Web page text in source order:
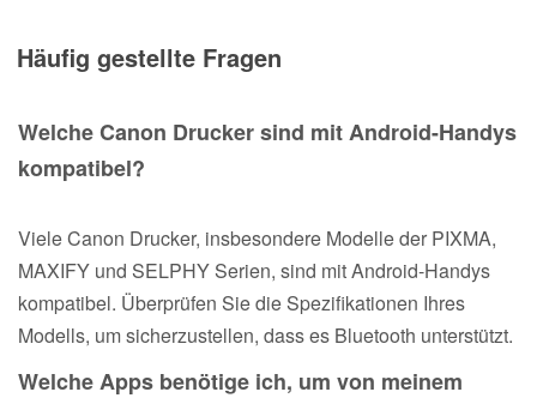
Häufig gestellte Fragen
Welche Canon Drucker sind mit Android-Handys
kompatibel?
Viele Canon Drucker, insbesondere Modelle der PIXMA,
MAXIFY und SELPHY Serien, sind mit Android-Handys
kompatibel. Überprüfen Sie die Spezifikationen Ihres
Modells, um sicherzustellen, dass es Bluetooth unterstützt.
Welche Apps benötige ich, um von meinem